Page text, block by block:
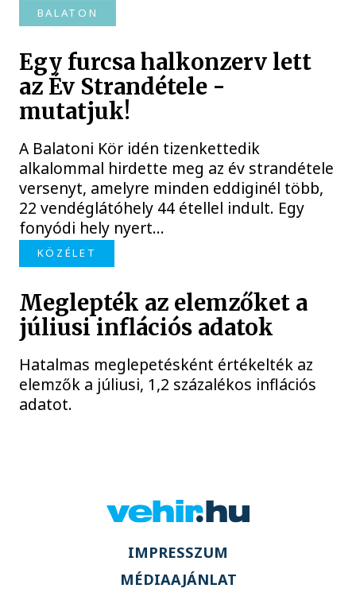
BALATON
Egy furcsa halkonzerv lett
az Év Strandétele -
mutatjuk!
A Balatoni Kör idén tizenkettedik
alkalommal hirdette meg az év strandétele
versenyt, amelyre minden eddiginél több,
22 vendéglátóhely 44 étellel indult. Egy
fonyódi hely nyert...
KÖZÉLET
Meglepték az elemzőket a
júliusi inflációs adatok
Hatalmas meglepetésként értékelték az
elemzők a júliusi, 1,2 százalékos inflációs
adatot.
IMPRESSZUM
MÉDIAAJÁNLAT